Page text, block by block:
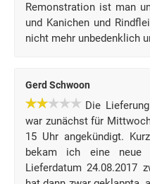
Remonstration ist man
und Kanichen und
nicht mehr unbedenklich
Gerd Schwoon
Die
war zunächst für
15 Uhr angekündigt.
bekam ich eine neue
Lieferdatum 24.08.2017